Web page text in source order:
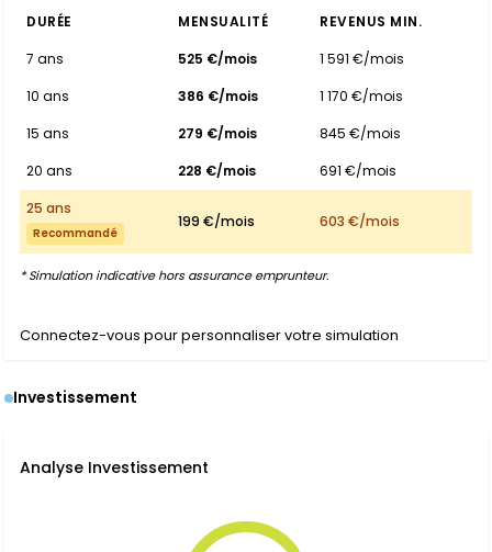
DURÉE MENSUALITÉ
REVENUS MIN.
7 ans
525 €/mois
1 591 €/mois
10 ans
386 €/mois
1 170 €/mois
15 ans
279 €/mois
845 €/mois
20 ans
228 €/mois
691 €/mois
25 ans
Recommandé
199 €/mois 603 €/mois
* Simulation indicative hors assurance emprunteur.
Connectez-vous pour personnaliser votre simulation
Investissement
Analyse Investissement